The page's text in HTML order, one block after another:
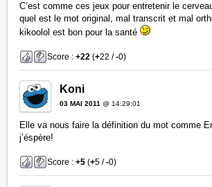
C’est comme ces jeux pour entretenir le
quel est le mot original, mal transcrit et mal
kikoolol est bon pour la santé
Score :+22 (+22 /-0)
Koni
03 MAI 2011 @ 14:29:01
Elle va nous faire la définition du mot comme
j’éspère!
Score :+5 (+5 /-0)